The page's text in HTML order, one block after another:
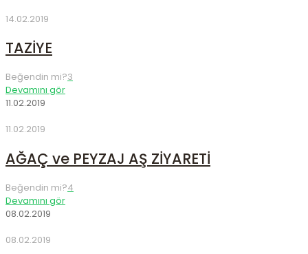
14.02.2019
TAZİYE
Beğendin mi?3
Devamını gör
11.02.2019
11.02.2019
AĞAÇ ve PEYZAJ AŞ ZİYARETİ
Beğendin mi?4
Devamını gör
08.02.2019
08.02.2019